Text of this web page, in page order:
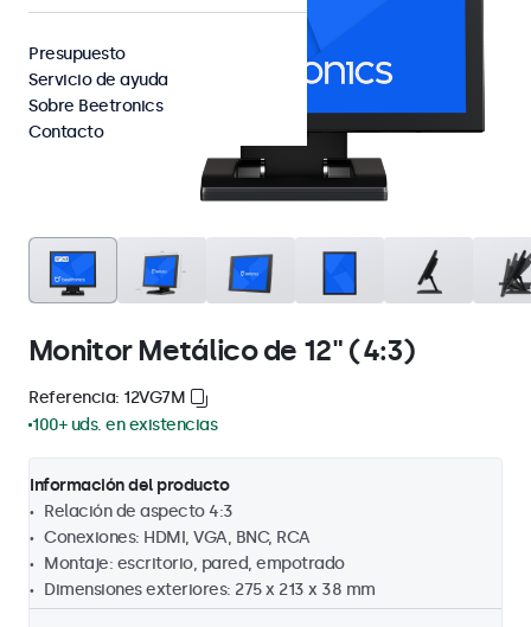
Monitor Metálico de 12" (4:3)
Referencia: 12VG7M
100+ uds. en existencias
Información del producto
Relación de aspecto 4:3
Conexiones: HDMI, VGA, BNC, RCA
Montaje: escritorio, pared, empotrado
Dimensiones exteriores: 275 x 213 x 38 mm
Presupuesto
Servicio de ayuda
Sobre Beetronics
Contacto